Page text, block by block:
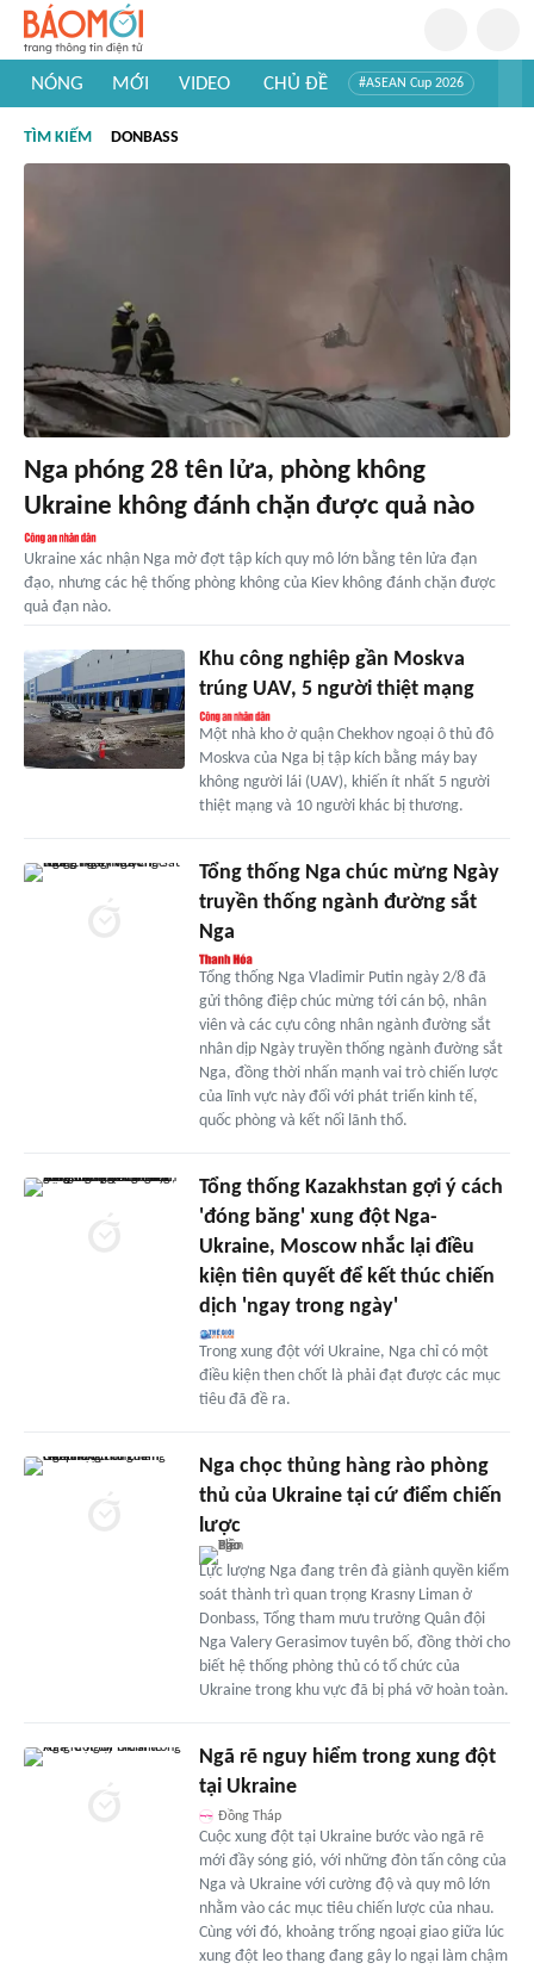
NÓNG MỚI VIDEO CHỦ ĐỀ #ASEAN Cup 2026
#Khám phá thế giới
TÌM KIẾM DONBASS
Nga phóng 28 tên lửa, phòng không
Ukraine không đánh chặn được quả nào
Ukraine xác nhận Nga mở đợt tập kích quy mô lớn bằng tên lửa đạn
đạo, nhưng các hệ thống phòng không của Kiev không đánh chặn được
quả đạn nào.
Khu công nghiệp gần Moskva
trúng UAV, 5 người thiệt mạng
Một nhà kho ở quận Chekhov ngoại ô thủ đô
Moskva của Nga bị tập kích bằng máy bay
không người lái (UAV), khiến ít nhất 5 người
thiệt mạng và 10 người khác bị thương.
Tổng thống Nga chúc mừng Ngày
truyền thống ngành đường sắt
Nga
Tổng thống Nga Vladimir Putin ngày 2/8 đã
gửi thông điệp chúc mừng tới cán bộ, nhân
viên và các cựu công nhân ngành đường sắt
nhân dịp Ngày truyền thống ngành đường sắt
Nga, đồng thời nhấn mạnh vai trò chiến lược
của lĩnh vực này đối với phát triển kinh tế,
quốc phòng và kết nối lãnh thổ.
Tổng thống Kazakhstan gợi ý cách
'đóng băng' xung đột Nga-
Ukraine, Moscow nhắc lại điều
kiện tiên quyết để kết thúc chiến
dịch 'ngay trong ngày'
Trong xung đột với Ukraine, Nga chỉ có một
điều kiện then chốt là phải đạt được các mục
tiêu đã đề ra.
Nga chọc thủng hàng rào phòng
thủ của Ukraine tại cứ điểm chiến
lược
Lực lượng Nga đang trên đà giành quyền kiểm
soát thành trì quan trọng Krasny Liman ở
Donbass, Tổng tham mưu trưởng Quân đội
Nga Valery Gerasimov tuyên bố, đồng thời cho
biết hệ thống phòng thủ có tổ chức của
Ukraine trong khu vực đã bị phá vỡ hoàn toàn.
Ngã rẽ nguy hiểm trong xung đột
tại Ukraine
Đồng Tháp
Cuộc xung đột tại Ukraine bước vào ngã rẽ
mới đầy sóng gió, với những đòn tấn công của
Nga và Ukraine với cường độ và quy mô lớn
nhằm vào các mục tiêu chiến lược của nhau.
Cùng với đó, khoảng trống ngoại giao giữa lúc
xung đột leo thang đang gây lo ngại làm chậm